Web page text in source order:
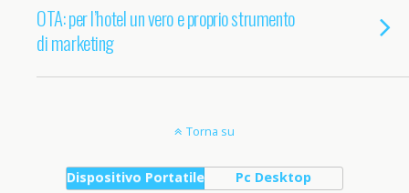
OTA: per l’hotel un vero e proprio strumento
di marketing
Torna su
Dispositivo Portatile Pc Desktop